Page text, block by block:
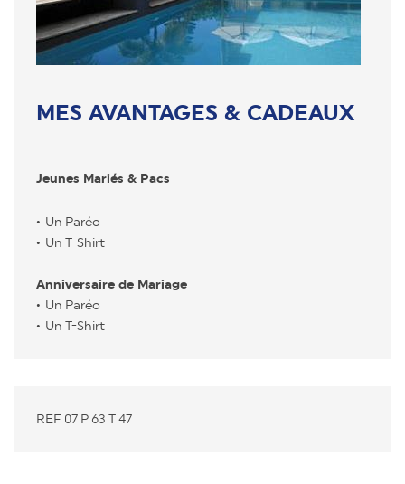
MES AVANTAGES & CADEAUX
Jeunes Mariés & Pacs
Un Paréo
Un T-Shirt
Anniversaire de Mariage
Un Paréo
Un T-Shirt
REF 07 P 63 T 47